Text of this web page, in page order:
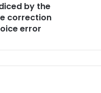
by the
correction
error